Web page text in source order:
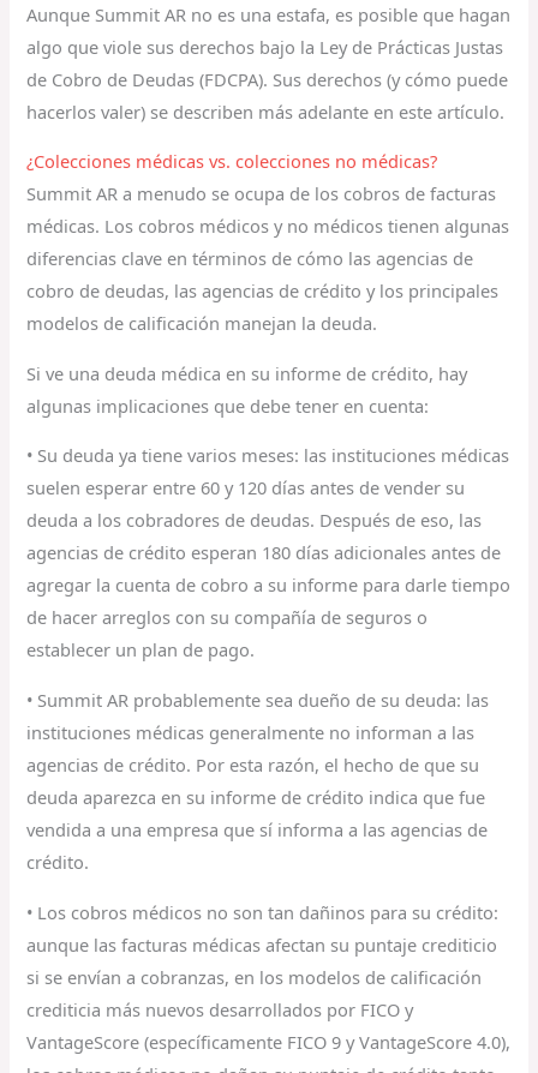
Aunque Summit AR no es una estafa, es posible que hagan
algo que viole sus derechos bajo la Ley de Prácticas Justas
de Cobro de Deudas (FDCPA). Sus derechos (y cómo puede
hacerlos valer) se describen más adelante en este artículo.
¿Colecciones médicas vs. colecciones no médicas?
Summit AR a menudo se ocupa de los cobros de facturas
médicas. Los cobros médicos y no médicos tienen algunas
diferencias clave en términos de cómo las agencias de
cobro de deudas, las agencias de crédito y los principales
modelos de calificación manejan la deuda.
Si ve una deuda médica en su informe de crédito, hay
algunas implicaciones que debe tener en cuenta:
• Su deuda ya tiene varios meses: las instituciones médicas
suelen esperar entre 60 y 120 días antes de vender su
deuda a los cobradores de deudas. Después de eso, las
agencias de crédito esperan 180 días adicionales antes de
agregar la cuenta de cobro a su informe para darle tiempo
de hacer arreglos con su compañía de seguros o
establecer un plan de pago.
• Summit AR probablemente sea dueño de su deuda: las
instituciones médicas generalmente no informan a las
agencias de crédito. Por esta razón, el hecho de que su
deuda aparezca en su informe de crédito indica que fue
vendida a una empresa que sí informa a las agencias de
crédito.
• Los cobros médicos no son tan dañinos para su crédito:
aunque las facturas médicas afectan su puntaje crediticio
si se envían a cobranzas, en los modelos de calificación
crediticia más nuevos desarrollados por FICO y
VantageScore (específicamente FICO 9 y VantageScore 4.0),